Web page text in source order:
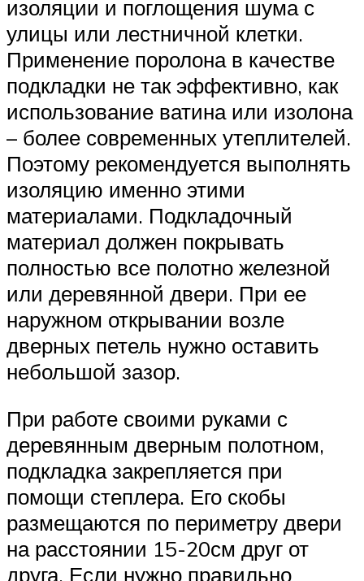
изоляции и поглощения шума с
улицы или лестничной клетки.
Применение поролона в качестве
подкладки не так эффективно, как
использование ватина или изолона
– более современных утеплителей.
Поэтому рекомендуется выполнять
изоляцию именно этими
материалами. Подкладочный
материал должен покрывать
полностью все полотно железной
или деревянной двери. При ее
наружном открывании возле
дверных петель нужно оставить
небольшой зазор.
При работе своими руками с
деревянным дверным полотном,
подкладка закрепляется при
помощи степлера. Его скобы
размещаются по периметру двери
на расстоянии 15-20см друг от
друга. Если нужно правильно